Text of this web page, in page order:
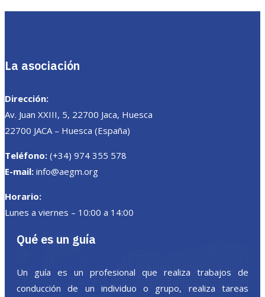
La asociación
Dirección:
Av. Juan XXIII, 5, 22700 Jaca, Huesca
22700 JACA – Huesca (España)
Teléfono: (+34) 974 355 578
E-mail: info@aegm.org
Horario:
Lunes a viernes – 10:00 a 14:00
Qué es un guía
Un guía es un profesional que realiza trabajos de
conducción de un individuo o grupo, realiza tareas